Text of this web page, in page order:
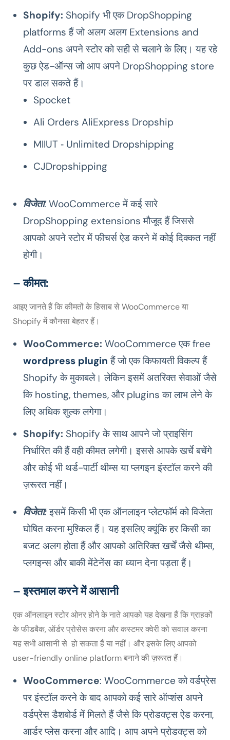
Shopify: Shopify भी एक DropShopping
platforms हैं जो अलग अलग Extensions and
Add-ons अपने स्टोर को सही से चलाने के लिए। यह रहे
कुछ ऐड-ऑन्स जो आप अपने DropShopping store
पर डाल सकते हैं।
Spocket
Ali Orders AliExpress Dropship
MIIUT ‑ Unlimited Dropshipping
CJDropshipping
विजेता: WooCommerce में कई सारे
DropShopping extensions मौजूद हैं जिससे
आपको अपने स्टोर में फीचर्स ऐड करने में कोई दिक्कत नहीं
होगी।
– कीमत:
आइए जानते हैं कि कीमतों के हिसाब से WooCommerce या
Shopify में कौनसा बेहतर हैं।
WooCommerce: WooCommerce एक free
wordpress plugin हैं जो एक किफायती विकल्प हैं
Shopify के मुकाबले। लेकिन इसमें अतरिक्त सेवाओं जैसे
कि hosting, themes, और plugins का लाभ लेने के
लिए अधिक शुल्क लगेगा।
Shopify: Shopify के साथ आपने जो प्राइसिंग
निर्धारित की हैं वही कीमत लगेगी। इससे आपके खर्चे बचेंगे
और कोई भी थर्ड-पार्टी थीम्स या प्लगइन इंस्टॉल करने की
ज़रूरत नहीं।
विजेता:इसमें किसी भी एक ऑनलाइन प्लेटफॉर्म को विजेता
घोषित करना मुश्किल हैं। यह इसलिए क्यूंकि हर किसी का
बजट अलग होता हैं और आपको अतिरिक्त खर्चें जैसे थीम्स,
प्लगइन्स और बाकी मेंटेनेंस का ध्यान देना पड़ता हैं।
– इस्तमाल करने में आसानी
एक ऑनलाइन स्टोर ओनर होने के नाते आपको यह देखना हैं कि ग्राहकों
के फीडबैक, ऑर्डर प्रोसेस करना और कस्टमर क्वेरी को सवाल करना
यह सभी आसानी से हो सकता हैं या नहीं। और इसके लिए आपको
user-friendly online platform बनाने की ज़रूरत हैं।
WooCommerce: WooCommerce को वर्डप्रेस
पर इंस्टॉल करने के बाद आपको कई सारे ऑप्शंस अपने
वर्डप्रेस डैशबोर्ड में मिलते हैं जैसे कि प्रोडक्ट्स ऐड करना,
आर्डर प्लेस करना और आदि। आप अपने प्रोडक्ट्स को